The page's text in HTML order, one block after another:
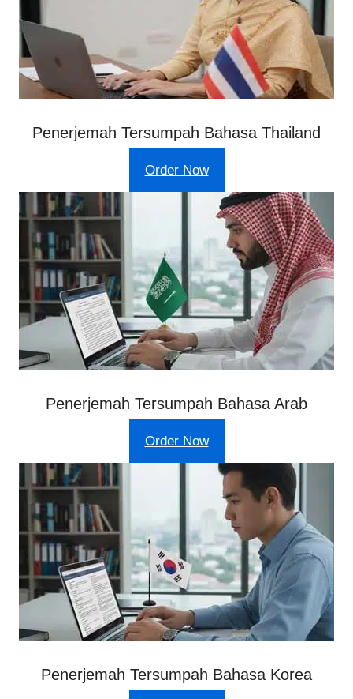
Penerjemah Tersumpah Bahasa Thailand
Order Now
Penerjemah Tersumpah Bahasa Arab
Order Now
Penerjemah Tersumpah Bahasa Korea